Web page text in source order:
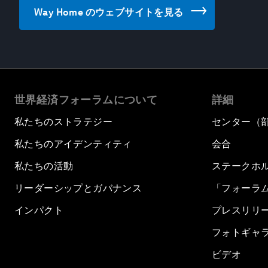
Way Home のウェブサイトを見る
世界経済フォーラムについて
私たちのストラテジー
私たちのアイデンティティ
私たちの活動
リーダーシップとガバナンス
インパクト
詳細
センター（
会合
ステークホ
「フォーラ
プレスリリ
フォトギャ
ビデオ